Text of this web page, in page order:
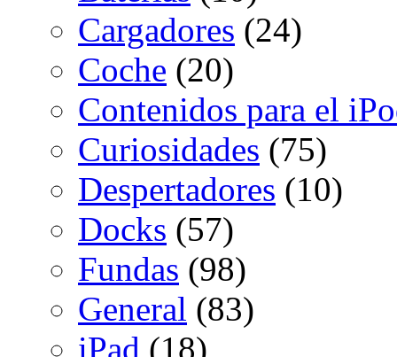
Cargadores (24)
Coche (20)
Contenidos para el
Curiosidades (75)
Despertadores (10)
Docks (57)
Fundas (98)
General (83)
iPad (18)